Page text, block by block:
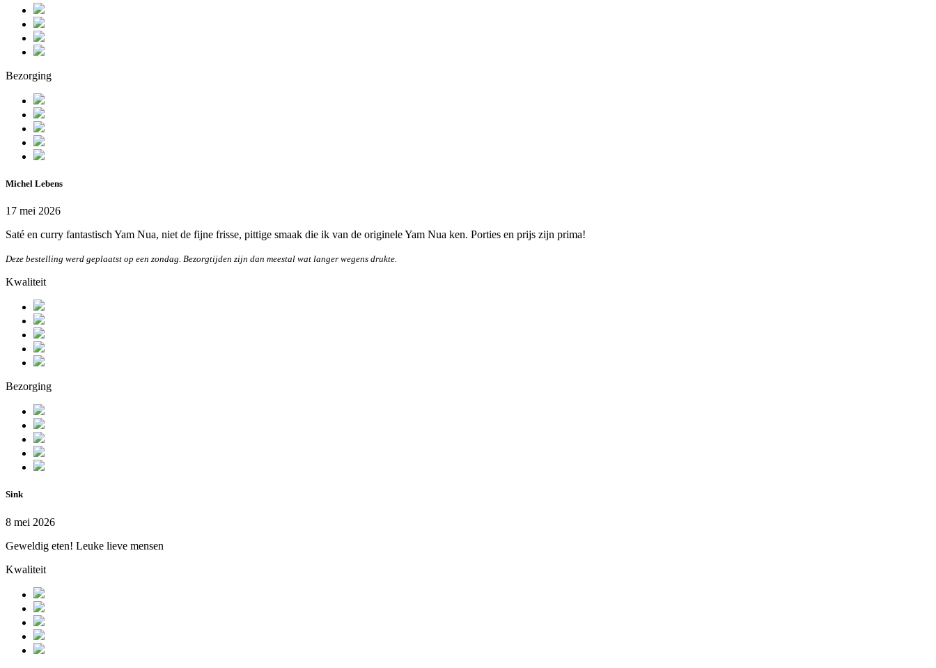
Bezorging
Michel Lebens
17 mei 2026
Saté en curry fantastisch Yam Nua, niet de fijne frisse, pittige smaak die ik van de originele Yam Nua ken. Porties en prijs zijn prima!
Deze bestelling werd geplaatst op een zondag. Bezorgtijden zijn dan meestal wat langer wegens drukte.
Kwaliteit
Bezorging
Sink
8 mei 2026
Geweldig eten! Leuke lieve mensen
Kwaliteit